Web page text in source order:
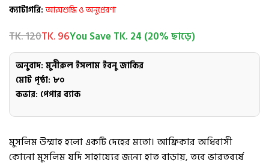
ক্যাটাগরি:আত্মশুদ্ধি ও অনুপ্রেরণা
TK. 120TK. 96You Save TK. 24 (20% ছাড়ে)
অনুবাদ: মুনীরুল ইসলাম ইবনু জাকির
মোট পৃষ্ঠা: ৮০
কভার: পেপার ব্যাক
মুসলিম উম্মাহ হলো একটি দেহের মতো। আফ্রিকার অধিবাসী
কোনো মুসলিম যদি সাহায্যের জন্যে হাত বাড়ায়, তবে ভারতবর্ষে